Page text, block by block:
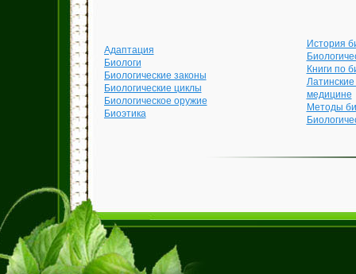
Адаптация
Биологи
Биологические законы
Биологические циклы
Биологическое оружие
Биоэтика
История
Книги по
медицине
Методы